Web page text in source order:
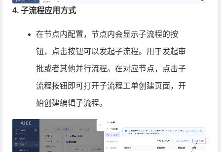
4. 子流程应用方式
在节点内配置，节点内会显示子流程的按
钮，点击按钮可以发起子流程。用于发起审
批或者其他并行流程。在对应节点，点击子
流程按钮即可打开子流程工单创建页面，开
始创建编辑子流程。